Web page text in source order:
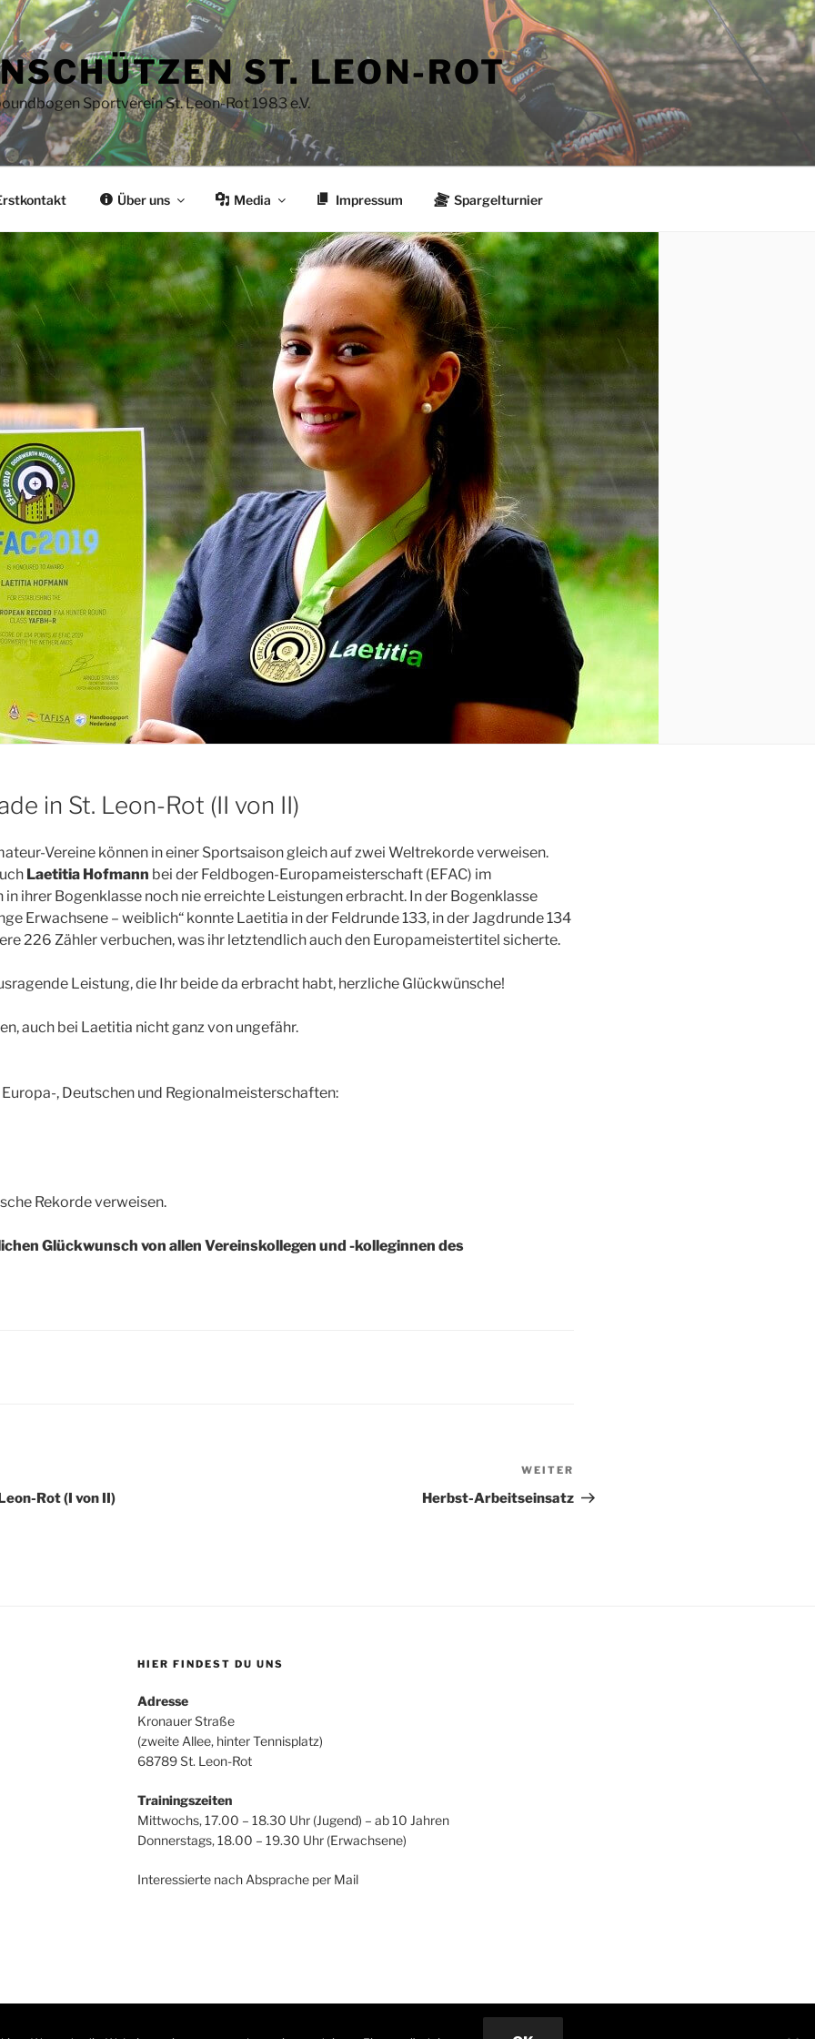
ST. LEON-ROT
Sportverein St. Leon-Rot 1983 e.V.
Über uns Media Impressum Spargelturnier
in St. Leon-Rot (II von II)
Vereine können in einer Sportsaison gleich auf zwei Weltrekorde verweisen.
Laetitia Hofmann bei der Feldbogen-Europameisterschaft (EFAC) im
ihrer Bogenklasse noch nie erreichte Leistungen erbracht. In der Bogenklasse
Erwachsene – weiblich“ konnte Laetitia in der Feldrunde 133, in der Jagdrunde 134
226 Zähler verbuchen, was ihr letztendlich auch den Europameistertitel sicherte.
Leistung, die Ihr beide da erbracht habt, herzliche Glückwünsche!
auch bei Laetitia nicht ganz von ungefähr.
, Deutschen und Regionalmeisterschaften:
Rekorde verweisen.
Glückwunsch von allen Vereinskollegen und -kolleginnen des
Rot (I von II)
Beitrag
WEITER
Herbst-Arbeitseinsatz
HIER FINDEST DU UNS
Adresse
Kronauer Straße
(zweite Allee, hinter Tennisplatz)
68789 St. Leon-Rot
Trainingszeiten
Mittwochs, 17.00 – 18.30 Uhr (Jugend) – ab 10 Jahren
Donnerstags, 18.00 – 19.30 Uhr (Erwachsene)
Interessierte nach Absprache per Mail